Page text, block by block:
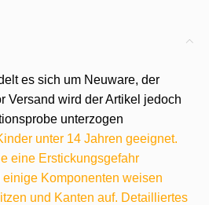
es sich um Neuware, der
Versand wird der Artikel jedoch
unterzogen
unter 14 Jahren geeignet.
eine Erstickungsgefahr
Komponenten weisen
und Kanten auf. Detailliertes